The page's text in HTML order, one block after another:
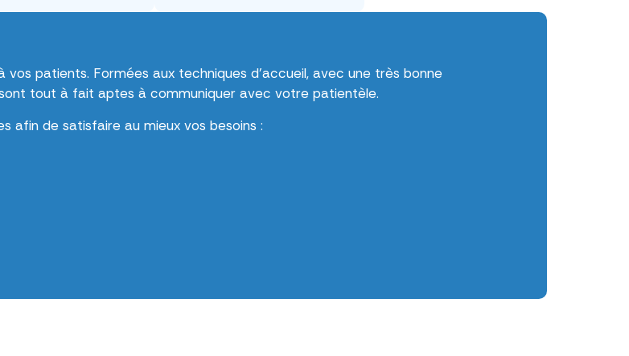
patients. Formées aux techniques d’accueil, avec une très bonne
tout à fait aptes à communiquer avec votre patientèle.
afin de satisfaire au mieux vos besoins :